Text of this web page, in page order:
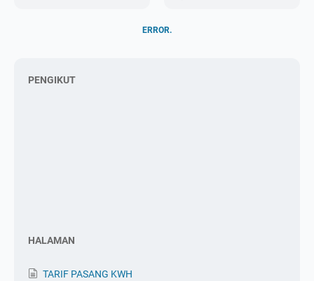
ERROR.
PENGIKUT
HALAMAN
TARIF PASANG KWH